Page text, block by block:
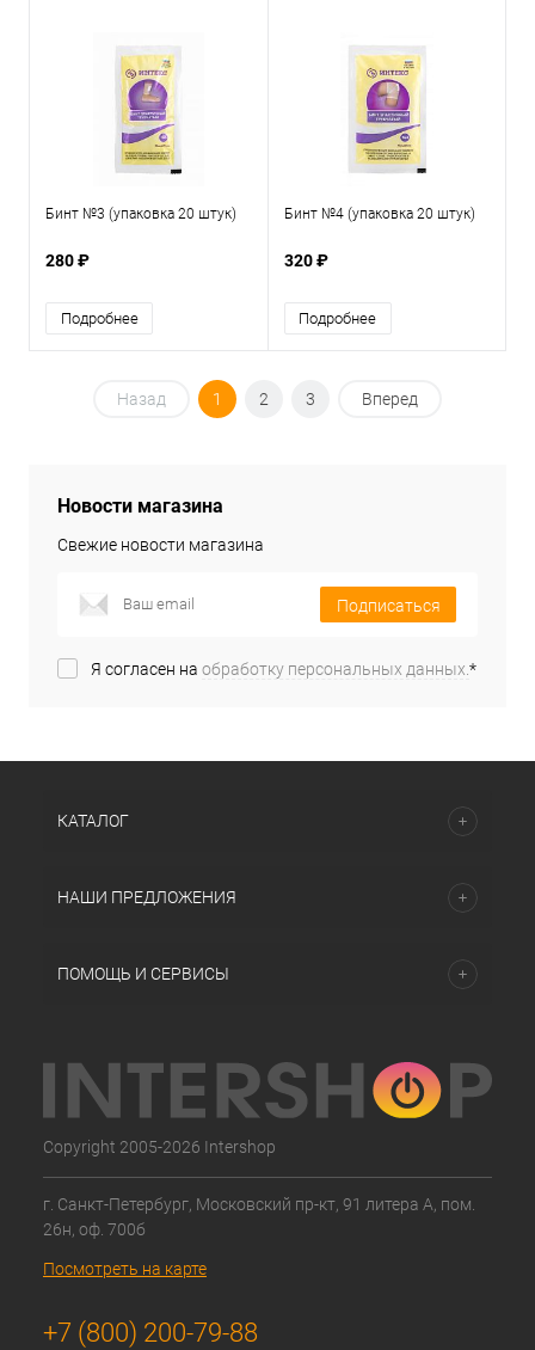
Бинт №3 (упаковка 20 штук)
280 ₽
Подробнее
Бинт №4 (упаковка 20 штук)
320 ₽
Подробнее
Назад 1 2 3 Вперед
Новости магазина
Свежие новости магазина
Подписаться
Я согласен на обработку персональных данных.*
КАТАЛОГ
НАШИ ПРЕДЛОЖЕНИЯ
ПОМОЩЬ И СЕРВИСЫ
Copyright 2005-2026 Intershop
г. Санкт-Петербург, Московский пр-кт, 91 литера А, пом.
26н, оф. 700б
Посмотреть на карте
+7 (800) 200-79-88